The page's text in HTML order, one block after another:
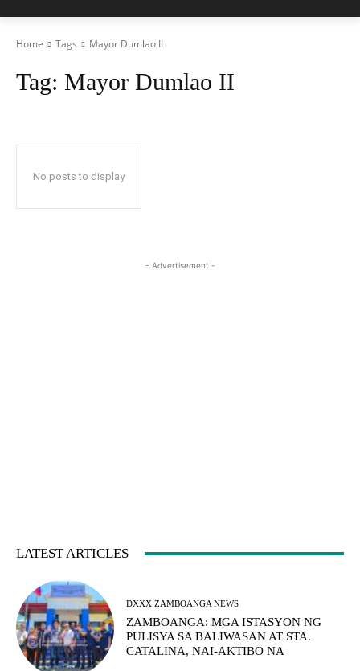
Home Tags Mayor Dumlao II
Tag: Mayor Dumlao II
No posts to display
- Advertisement -
LATEST ARTICLES
DXXX ZAMBOANGA NEWS
ZAMBOANGA: MGA ISTASYON NG
PULISYA SA BALIWASAN AT STA.
CATALINA, NAI-AKTIBO NA